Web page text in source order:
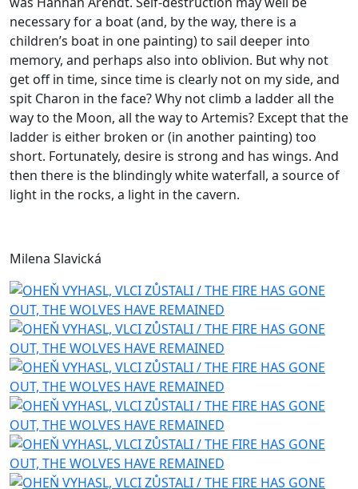
necessary for a boat (and, by the way, there is a
children’s boat in one painting) to sail deeper into
memory, and perhaps also into oblivion. But why not
get off in time, since time is clearly not on my side, and
spit Charon in the face? Why not climb a ladder all the
way to the Moon, all the way to Artemis? Except that the
ladder is either broken or (in another painting) too
short. Fortunately, desire is strong and has wings. And
then there is the blindingly white waterfall, a source of
light in the rocks, a light in the cavern.
Milena Slavická